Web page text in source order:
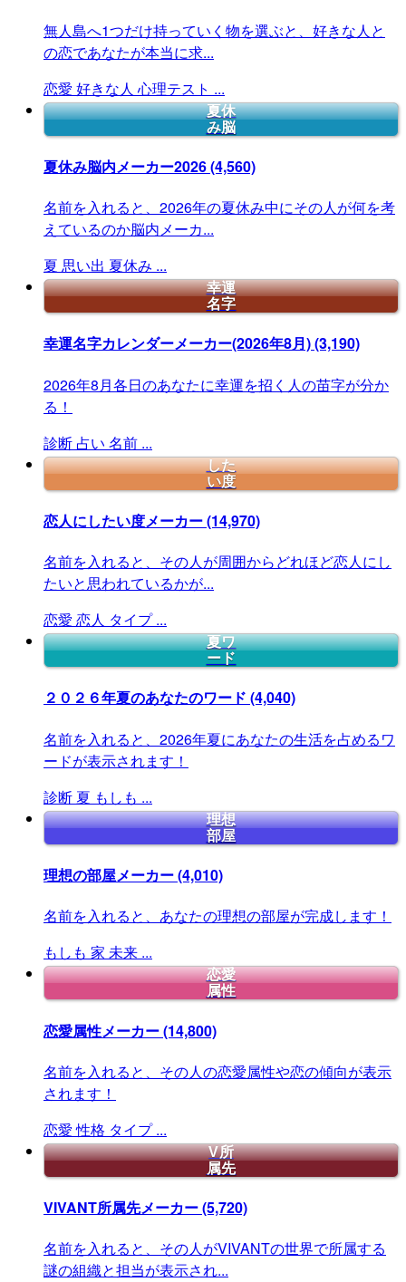
無人島へ1つだけ持っていく物を選ぶと、好きな人と
の恋であなたが本当に求...
恋愛 好きな人 心理テスト ...
夏休
み脳
夏休み脳内メーカー2026(4,560)
名前を入れると、2026年の夏休み中にその人が何を考
えているのか脳内メーカ...
夏 思い出 夏休み ...
幸運
名字
幸運名字カレンダーメーカー(2026年8月)(3,190)
2026年8月各日のあなたに幸運を招く人の苗字が分か
る！
診断 占い 名前 ...
した
い度
恋人にしたい度メーカー(14,970)
名前を入れると、その人が周囲からどれほど恋人にし
たいと思われているかが...
恋愛 恋人 タイプ ...
夏ワ
ード
２０２６年夏のあなたのワード (4,040)
名前を入れると、2026年夏にあなたの生活を占めるワ
ードが表示されます！
診断 夏 もしも ...
理想
部屋
理想の部屋メーカー(4,010)
名前を入れると、あなたの理想の部屋が完成します！
もしも 家 未来 ...
恋愛
属性
恋愛属性メーカー(14,800)
名前を入れると、その人の恋愛属性や恋の傾向が表示
されます！
恋愛 性格 タイプ ...
V所
属先
VIVANT所属先メーカー(5,720)
名前を入れると、その人がVIVANTの世界で所属する
謎の組織と担当が表示され...